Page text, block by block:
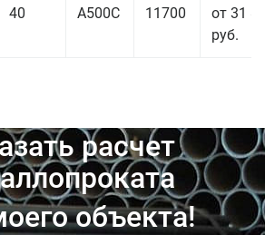
40 А500С 11700
от 31
руб.
расчет
объекта!